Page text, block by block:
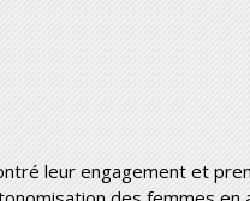
leur engagement et